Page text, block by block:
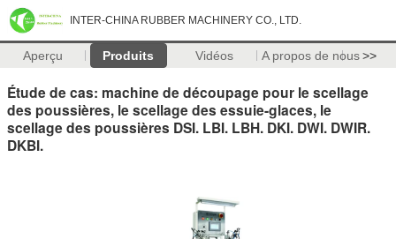
INTER-CHINA RUBBER MACHINERY CO., LTD.
Aperçu Produits Vidéos A propos de nous>>
Étude de cas: machine de découpage pour le scellage
des poussières, le scellage des essuie-glaces, le
scellage des poussières DSI. LBI. LBH. DKI. DWI. DWIR.
DKBI.